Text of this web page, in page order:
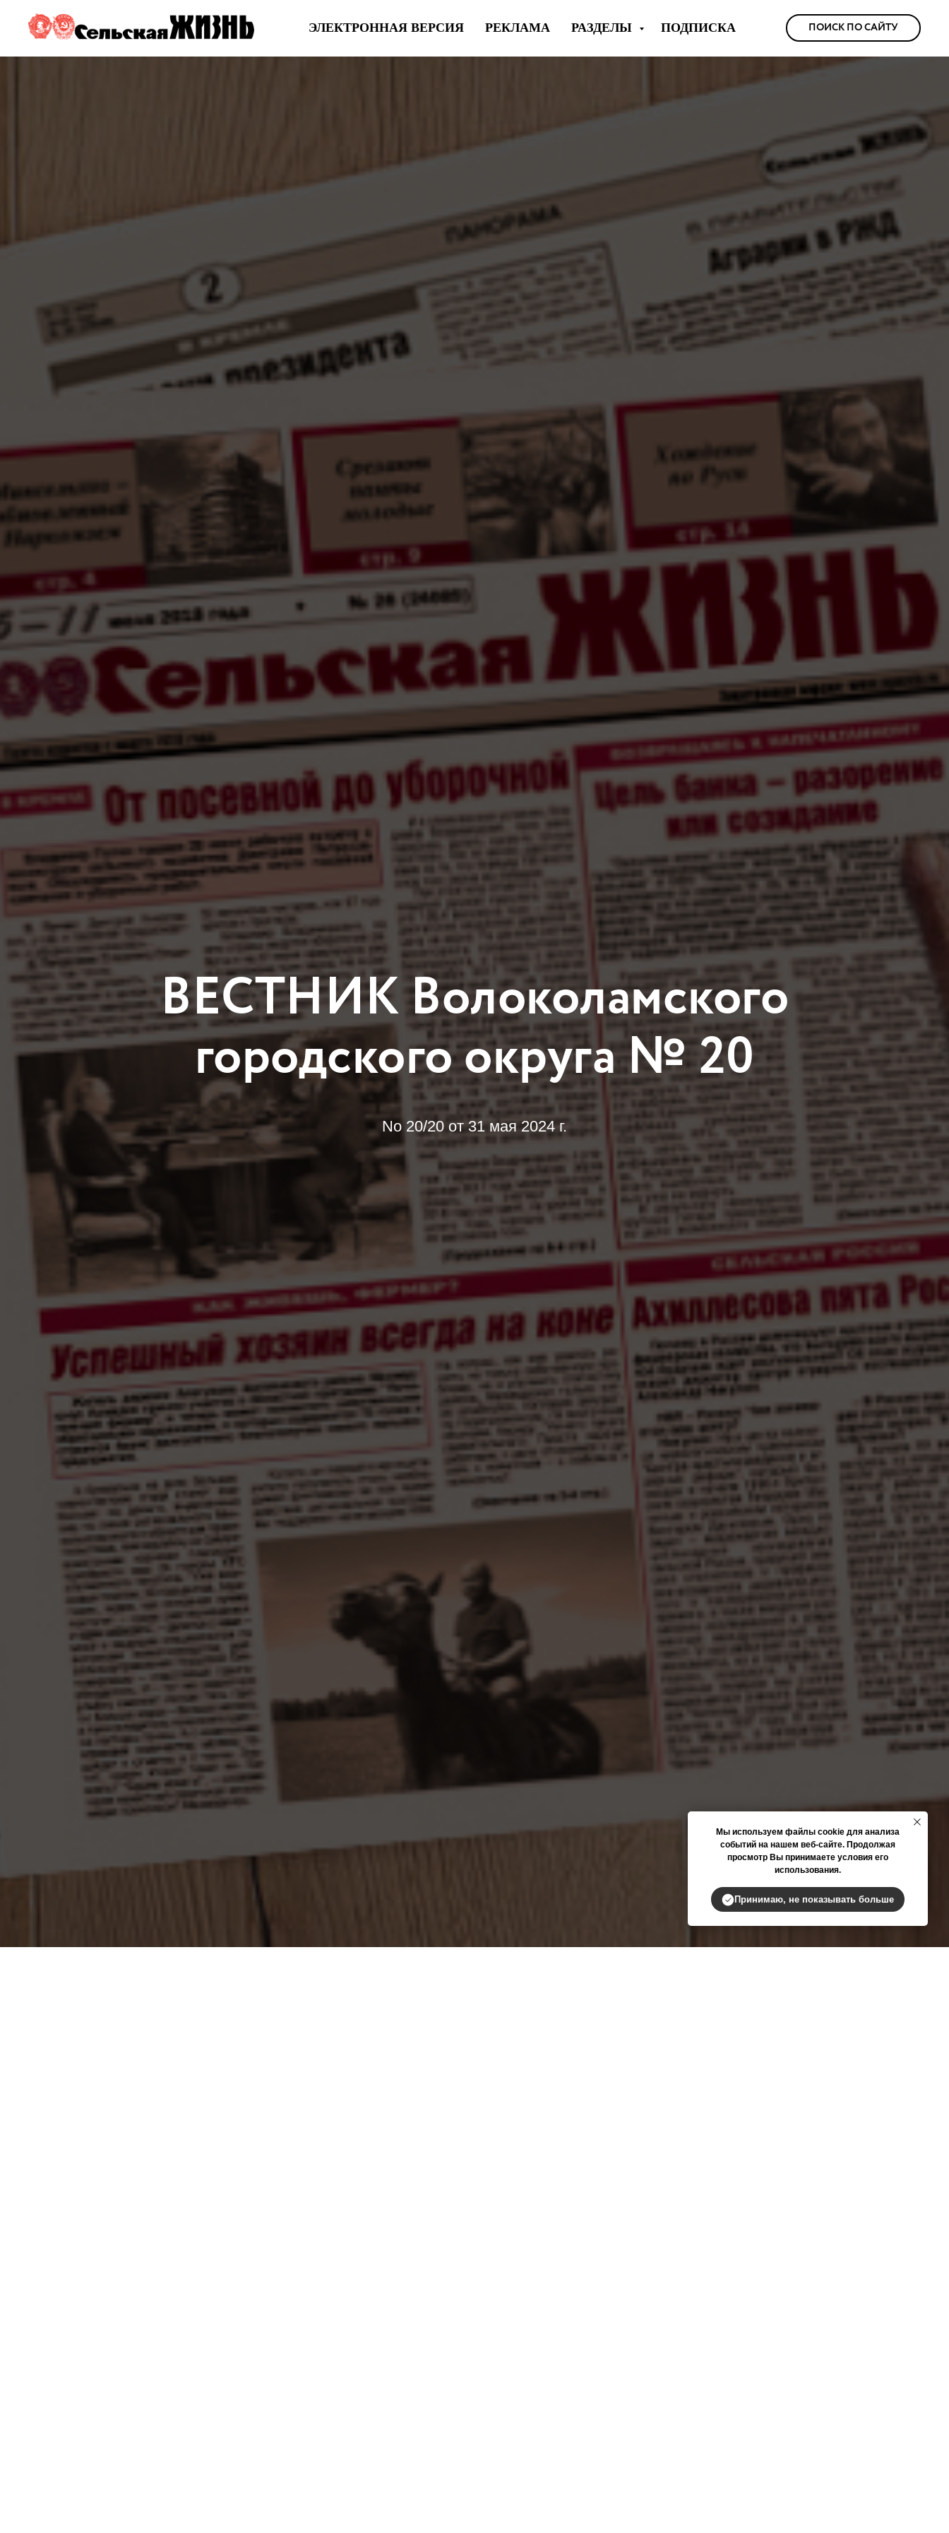
ЭЛЕКТРОННАЯ ВЕРСИЯ РЕКЛАМА РАЗДЕЛЫ ПОДПИСКА ПОИСК ПО САЙТУ
ВЕСТНИК Волоколамского
городского округа № 20
No 20/20 от 31 мая 2024 г.
Мы используем файлы cookie для анализа
событий на нашем веб-сайте. Продолжая
просмотр Вы принимаете условия его
использования.
Принимаю, не показывать больше